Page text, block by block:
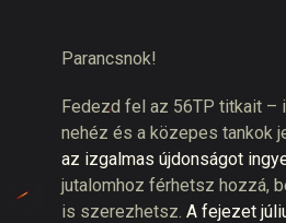
Parancsnok!
Fedezd fel az 56TP titkait –
nehéz és a közepes tankok
az izgalmas újdonságot
jutalomhoz férhetsz hozzá,
is szerezhetsz. A fejezet